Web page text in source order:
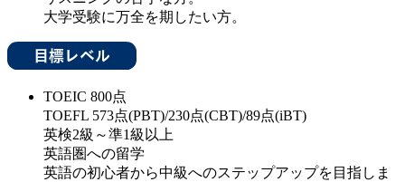
大学受験に万全を期したい方。
TOEIC 800点
TOEFL 573点(PBT)/230点(CBT)/89点(iBT)
英検2級～準1級以上
英語圏への留学
英語の初心者から中級へのステップアップを目指しま